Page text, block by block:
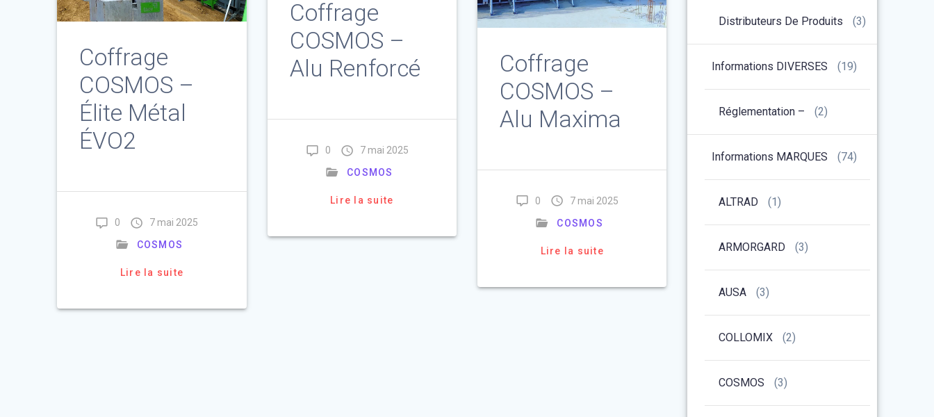
Coffrage
COSMOS –
Élite Métal
ÉVO2
0
7 mai 2025
COSMOS
Lire la suite
Coffrage
COSMOS –
Alu Renforcé
0
7 mai 2025
COSMOS
Lire la suite
Coffrage
COSMOS –
Alu Maxima
0
7 mai 2025
COSMOS
Lire la suite
Distributeurs De Produits (3)
Informations DIVERSES (19)
Réglementation – (2)
Informations MARQUES (74)
ALTRAD (1)
ARMORGARD (3)
AUSA (3)
COLLOMIX (2)
COSMOS (3)